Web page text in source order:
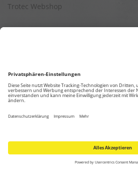
Trotec Webshop
Entfeuchtungsleistung berechnen
Kapazitätsberechnung für Luftreiniger
Klimatisierungsleistung berechnen
Ventilationsleistung berechnen